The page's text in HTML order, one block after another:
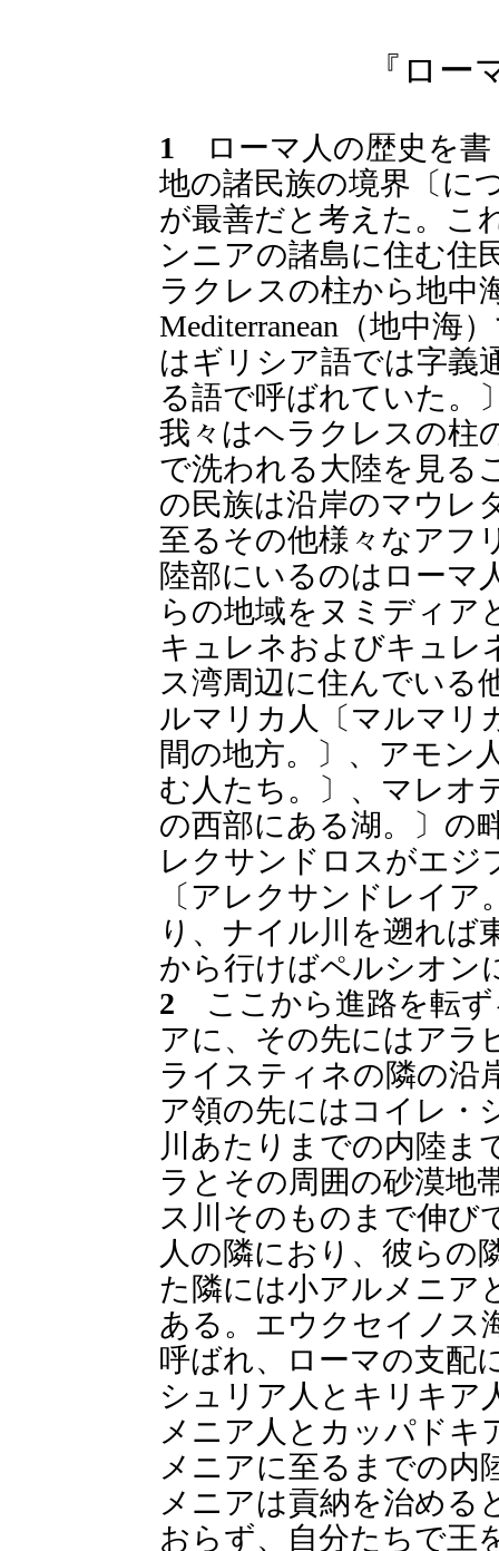
『ロー
1 ローマ人の歴史を書
地の諸民族の境界〔に
が最善だと考えた。こ
ンニアの諸島に住む住
ラクレスの柱から地中
Mediterranean（地中海
はギリシア語では字義
る語で呼ばれていた。
我々はヘラクレスの柱
で洗われる大陸を見る
の民族は沿岸のマウレ
至るその他様々なアフ
陸部にいるのはローマ
らの地域をヌミディア
キュレネおよびキュレ
ス湾周辺に住んでいる
ルマリカ人〔マルマリ
間の地方。〕、アモン
む人たち。〕、マレオ
の西部にある湖。〕の
レクサンドロスがエジ
〔アレクサンドレイ
り、ナイル川を遡れば
から行けばペルシオン
2 ここから進路を転
アに、その先にはアラ
ライスティネの隣の沿
ア領の先にはコイレ・
川あたりまでの内陸ま
ラとその周囲の砂漠地
ス川そのものまで伸び
人の隣におり、彼らの
た隣には小アルメニア
ある。エウクセイノス
呼ばれ、ローマの支配
シュリア人とキリキア
メニア人とカッパドキ
メニアに至るまでの内
メニアは貢納を治める
おらず、自分たちで王